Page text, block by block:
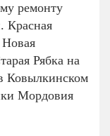
ремонту
Красная
Рябка на
Ковылкинском
Мордовия